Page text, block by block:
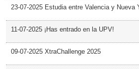
23-07-2025 Estudia entre Valencia y Nueva
11-07-2025 ¡Has entrado en la UPV!
09-07-2025 XtraChallenge 2025